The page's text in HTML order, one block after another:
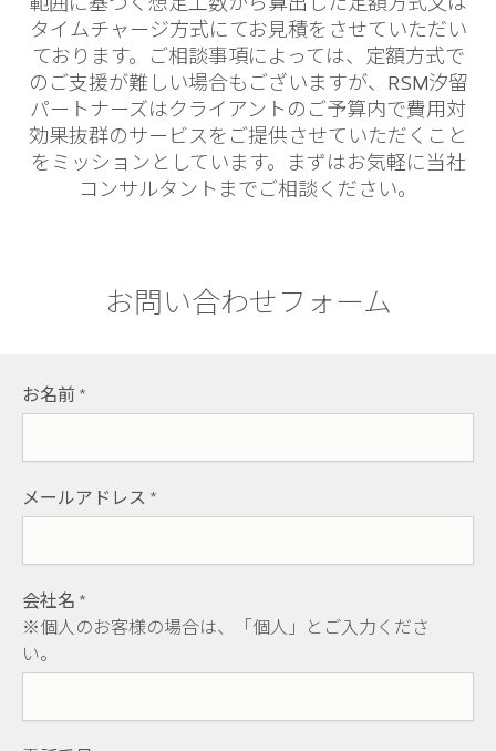
タイムチャージ方式にてお見積をさせていただい
ております。ご相談事項によっては、定額方式で
のご支援が難しい場合もございますが、RSM汐留
パートナーズはクライアントのご予算内で費用対
効果抜群のサービスをご提供させていただくこと
をミッションとしています。まずはお気軽に当社
コンサルタントまでご相談ください。
お問い合わせフォーム
お名前 *
メールアドレス *
会社名 *
※個人のお客様の場合は、「個人」とご入力くださ
い。